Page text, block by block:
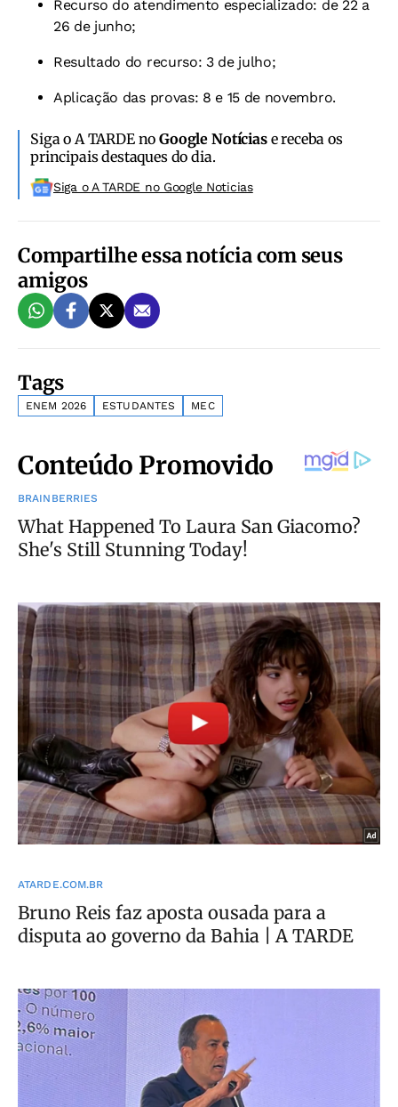
Recurso do atendimento especializado: de 22 a
26 de junho;
Resultado do recurso: 3 de julho;
Aplicação das provas: 8 e 15 de novembro.
Siga o A TARDE noGoogle Notíciase receba os
principais destaques do dia.
Siga o A TARDE no Google Noticias
Compartilhe essa notícia com seus
amigos
Tags
ENEM 2026 ESTUDANTES MEC